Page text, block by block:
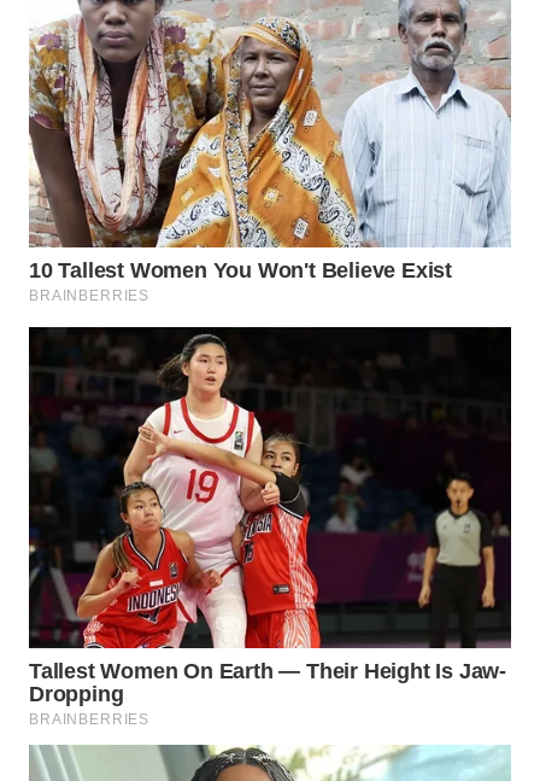
NEWS
WAHANA
TANI
WAHANA
ADVOKAT
INFRASTRUKTUR
WAHANA
KONSUMEN
WAHANA
LISTRIK
TRAVEL
WAHANA
TV
WAHANANEWS
ID